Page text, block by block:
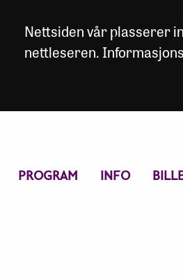
Nettsiden vår plasserer
nettleseren.
PROGRAM INFO